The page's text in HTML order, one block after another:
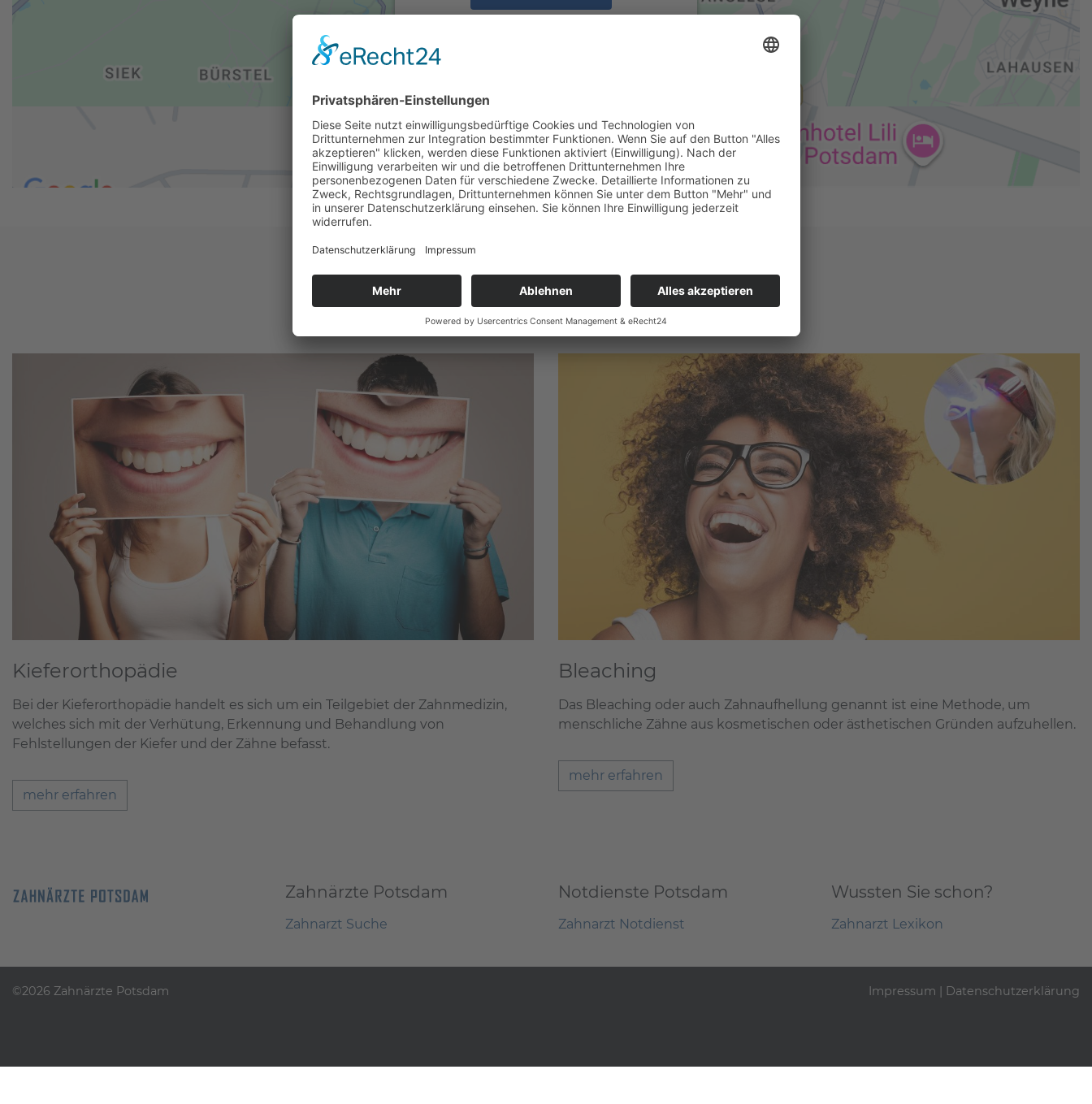
Zahnarzt-Wissen
Kieferorthopädie
Bei der Kieferorthopädie handelt es sich um ein Teilgebiet der Zahnmedizin,
welches sich mit der Verhütung, Erkennung und Behandlung von
Fehlstellungen der Kiefer und der Zähne befasst.
mehr erfahren
Bleaching
Das Bleaching oder auch Zahnaufhellung genannt ist eine Methode, um
menschliche Zähne aus kosmetischen oder ästhetischen Gründen aufzuhellen.
mehr erfahren
Zahnärzte Potsdam
Zahnarzt Suche
Notdienste Potsdam
Zahnarzt Notdienst
Wussten Sie schon?
Zahnarzt Lexikon
©2026 Zahnärzte Potsdam Impressum | Datenschutzerklärung